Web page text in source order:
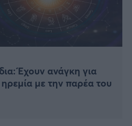
Έχουν ανάγκη για
με την παρέα του